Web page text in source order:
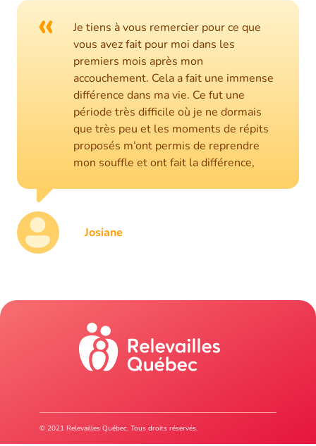
«
Je tiens à vous remercier pour ce que
vous avez fait pour moi dans les
premiers mois après mon
accouchement. Cela a fait une immense
différence dans ma vie. Ce fut une
période très difficile où je ne dormais
que très peu et les moments de répits
proposés m’ont permis de reprendre
mon souffle et ont fait la différence,
Josiane
© 2021 Relevailles Québec. Tous droits réservés.